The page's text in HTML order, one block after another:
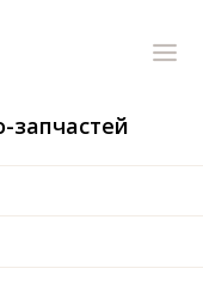
запчастей